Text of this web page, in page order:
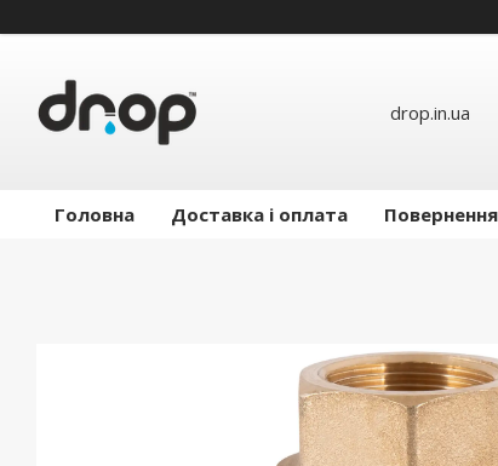
drop.in.ua
Головна Доставка і оплата Повернення